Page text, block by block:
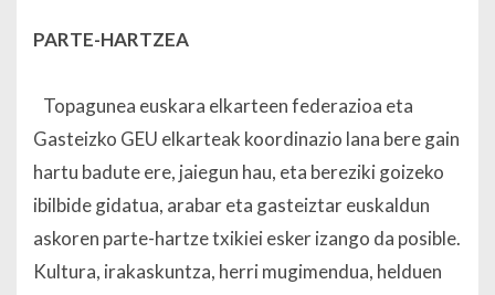
PARTE-HARTZEA
Topagunea euskara elkarteen federazioa eta
Gasteizko GEU elkarteak koordinazio lana bere gain
hartu badute ere, jaiegun hau, eta bereziki goizeko
ibilbide gidatua, arabar eta gasteiztar euskaldun
askoren parte-hartze txikiei esker izango da posible.
Kultura, irakaskuntza, herri mugimendua, helduen